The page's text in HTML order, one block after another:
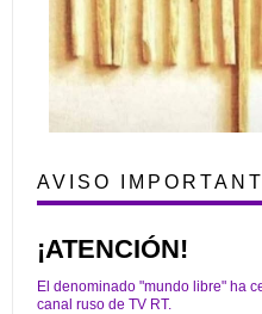
AVISO
¡ATENCIÓN!
El denominado "mundo libre" ha
canal ruso de TV RT.